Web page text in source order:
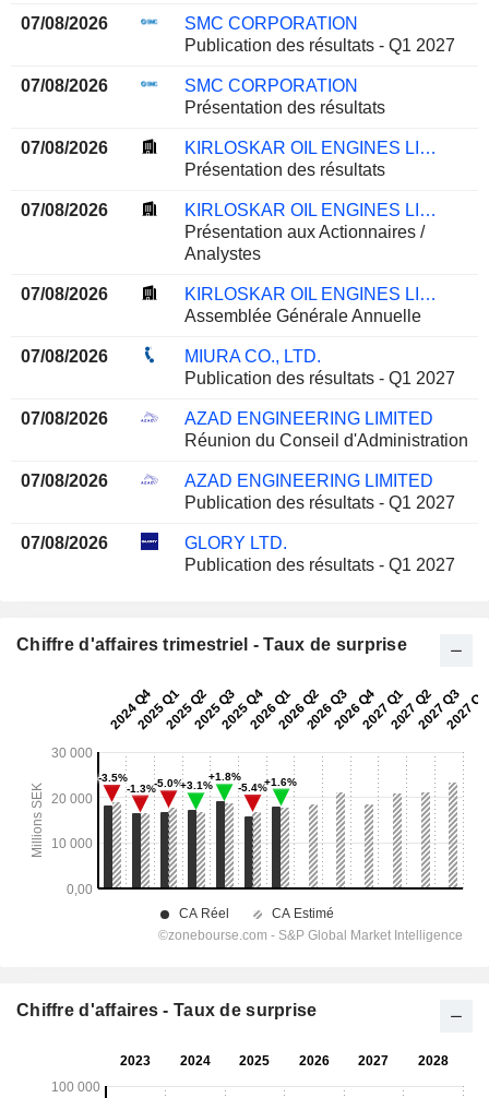
07/08/2026
SMC CORPORATION
Publication des résultats - Q1 2027
07/08/2026
SMC CORPORATION
Présentation des résultats
07/08/2026
KIRLOSKAR OIL ENGINES LIMITED
Présentation des résultats
07/08/2026
KIRLOSKAR OIL ENGINES LIMITED
Présentation aux Actionnaires /
Analystes
07/08/2026
KIRLOSKAR OIL ENGINES LIMITED
Assemblée Générale Annuelle
07/08/2026
MIURA CO., LTD.
Publication des résultats - Q1 2027
07/08/2026
AZAD ENGINEERING LIMITED
Réunion du Conseil d'Administration
07/08/2026
AZAD ENGINEERING LIMITED
Publication des résultats - Q1 2027
07/08/2026
GLORY LTD.
Publication des résultats - Q1 2027
Chiffre d'affaires trimestriel - Taux de surprise
Chiffre d'affaires - Taux de surprise